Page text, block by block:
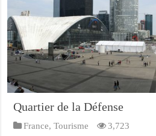
Quartier de la Défense
France,Tourisme 3,723